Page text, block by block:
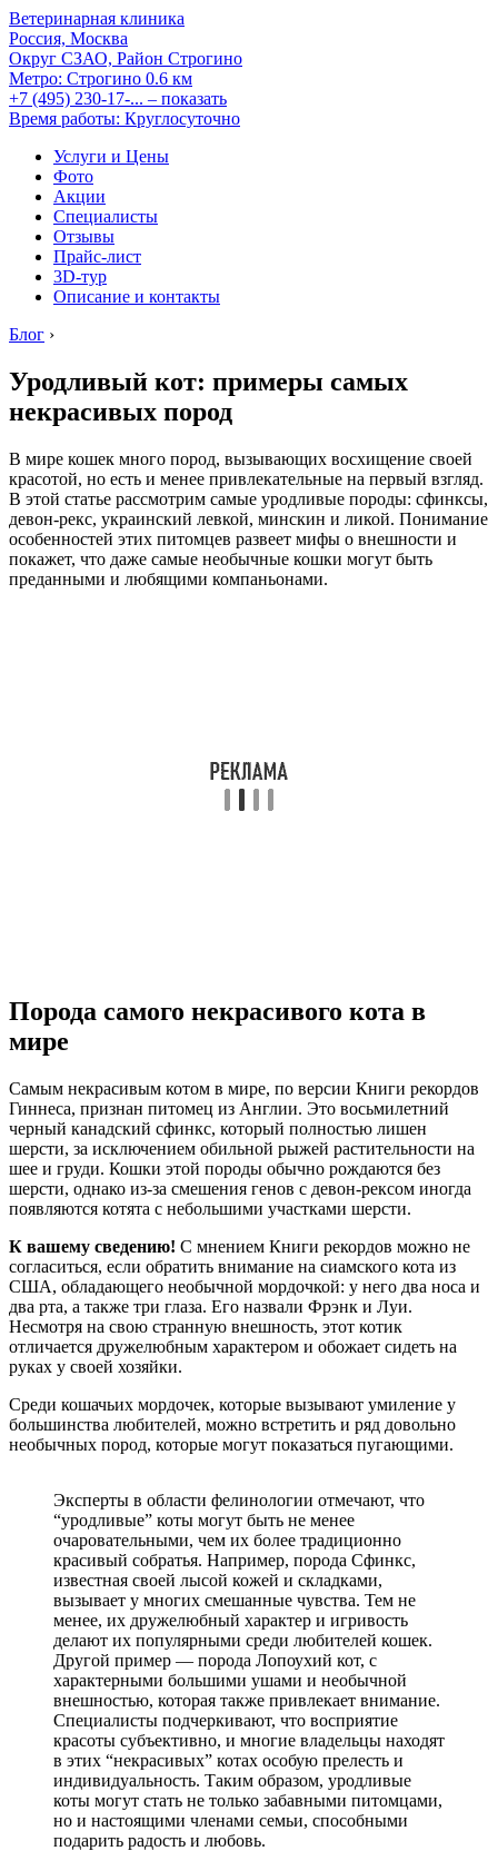
Ветеринарная клиника
Россия, Москва
Округ СЗАО, Район Строгино
Метро: Строгино 0.6 км
+7 (495) 230-17-... – показать
Время работы: Круглосуточно
Услуги и Цены
Фото
Акции
Специалисты
Отзывы
Прайс-лист
3D-тур
Описание и контакты
Блог ›
Уродливый кот: примеры самых
некрасивых пород
В мире кошек много пород, вызывающих восхищение своей
красотой, но есть и менее привлекательные на первый взгляд.
В этой статье рассмотрим самые уродливые породы: сфинксы,
девон-рекс, украинский левкой, минскин и ликой. Понимание
особенностей этих питомцев развеет мифы о внешности и
покажет, что даже самые необычные кошки могут быть
преданными и любящими компаньонами.
Порода самого некрасивого кота в
мире
Самым некрасивым котом в мире, по версии Книги рекордов
Гиннеса, признан питомец из Англии. Это восьмилетний
черный канадский сфинкс, который полностью лишен
шерсти, за исключением обильной рыжей растительности на
шее и груди. Кошки этой породы обычно рождаются без
шерсти, однако из-за смешения генов с девон-рексом иногда
появляются котята с небольшими участками шерсти.
К вашему сведению! С мнением Книги рекордов можно не
согласиться, если обратить внимание на сиамского кота из
США, обладающего необычной мордочкой: у него два носа и
два рта, а также три глаза. Его назвали Фрэнк и Луи.
Несмотря на свою странную внешность, этот котик
отличается дружелюбным характером и обожает сидеть на
руках у своей хозяйки.
Среди кошачьих мордочек, которые вызывают умиление у
большинства любителей, можно встретить и ряд довольно
необычных пород, которые могут показаться пугающими.
Эксперты в области фелинологии отмечают, что
“уродливые” коты могут быть не менее
очаровательными, чем их более традиционно
красивый собратья. Например, порода Сфинкс,
известная своей лысой кожей и складками,
вызывает у многих смешанные чувства. Тем не
менее, их дружелюбный характер и игривость
делают их популярными среди любителей кошек.
Другой пример — порода Лопоухий кот, с
характерными большими ушами и необычной
внешностью, которая также привлекает внимание.
Специалисты подчеркивают, что восприятие
красоты субъективно, и многие владельцы находят
в этих “некрасивых” котах особую прелесть и
индивидуальность. Таким образом, уродливые
коты могут стать не только забавными питомцами,
но и настоящими членами семьи, способными
подарить радость и любовь.